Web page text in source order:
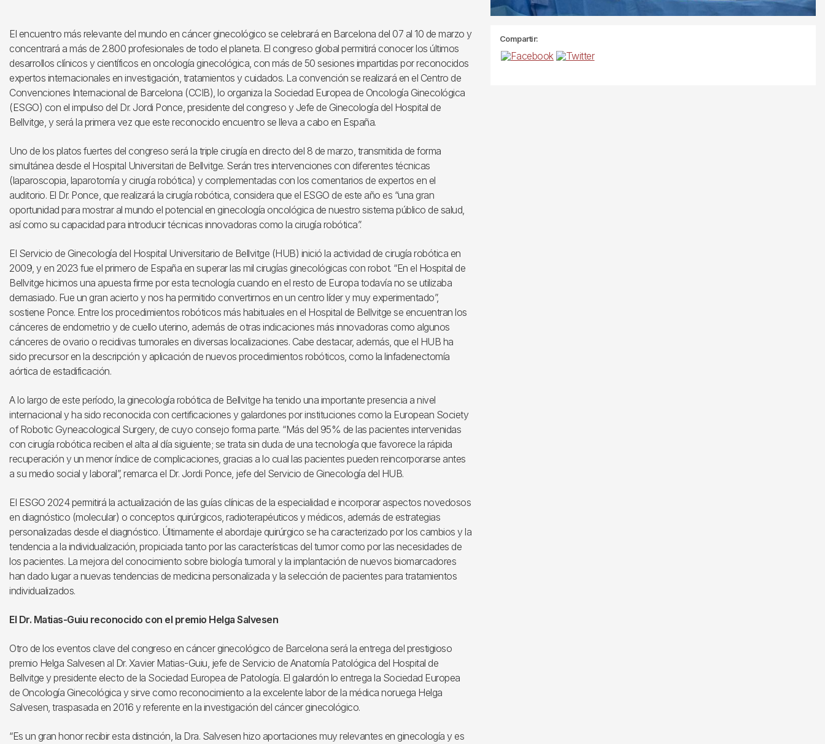
El encuentro más relevante del mundo en cáncer ginecológico se celebrará en Barcelona del 07 al 10 de marzo y
concentrará a más de 2.800 profesionales de todo el planeta. El congreso global permitirá conocer los últimos
desarrollos clínicos y científicos en oncología ginecológica, con más de 50 sesiones impartidas por reconocidos
expertos internacionales en investigación, tratamientos y cuidados. La convención se realizará en el Centro de
Convenciones Internacional de Barcelona (CCIB), lo organiza la Sociedad Europea de Oncología Ginecológica
(ESGO) con el impulso del Dr. Jordi Ponce, presidente del congreso y Jefe de Ginecología del Hospital de
Bellvitge, y será la primera vez que este reconocido encuentro se lleva a cabo en España.
Uno de los platos fuertes del congreso será la triple cirugía en directo del 8 de marzo, transmitida de forma
simultánea desde el Hospital Universitari de Bellvitge. Serán tres intervenciones con diferentes técnicas
(laparoscopia, laparotomía y cirugía robótica) y complementadas con los comentarios de expertos en el
auditorio. El Dr. Ponce, que realizará la cirugía robótica, considera que el ESGO de este año es “una gran
oportunidad para mostrar al mundo el potencial en ginecología oncológica de nuestro sistema público de salud,
así como su capacidad para introducir técnicas innovadoras como la cirugía robótica”.
El Servicio de Ginecología del Hospital Universitario de Bellvitge (HUB) inició la actividad de cirugía robótica en
2009, y en 2023 fue el primero de España en superar las mil cirugías ginecológicas con robot. “En el Hospital de
Bellvitge hicimos una apuesta firme por esta tecnología cuando en el resto de Europa todavía no se utilizaba
demasiado. Fue un gran acierto y nos ha permitido convertirnos en un centro líder y muy experimentado”,
sostiene Ponce. Entre los procedimientos robóticos más habituales en el Hospital de Bellvitge se encuentran los
cánceres de endometrio y de cuello uterino, además de otras indicaciones más innovadoras como algunos
cánceres de ovario o recidivas tumorales en diversas localizaciones. Cabe destacar, además, que el HUB ha
sido precursor en la descripción y aplicación de nuevos procedimientos robóticos, como la linfadenectomía
aórtica de estadificación.
A lo largo de este período, la ginecología robótica de Bellvitge ha tenido una importante presencia a nivel
internacional y ha sido reconocida con certificaciones y galardones por instituciones como la European Society
of Robotic Gyneacological Surgery, de cuyo consejo forma parte. “Más del 95% de las pacientes intervenidas
con cirugía robótica reciben el alta al día siguiente; se trata sin duda de una tecnología que favorece la rápida
recuperación y un menor índice de complicaciones, gracias a lo cual las pacientes pueden reincorporarse antes
a su medio social y laboral”, remarca el Dr. Jordi Ponce, jefe del Servicio de Ginecología del HUB.
El ESGO 2024 permitirá la actualización de las guías clínicas de la especialidad e incorporar aspectos novedosos
en diagnóstico (molecular) o conceptos quirúrgicos, radioterapéuticos y médicos, además de estrategias
personalizadas desde el diagnóstico. Últimamente el abordaje quirúrgico se ha caracterizado por los cambios y la
tendencia a la individualización, propiciada tanto por las características del tumor como por las necesidades de
los pacientes. La mejora del conocimiento sobre biología tumoral y la implantación de nuevos biomarcadores
han dado lugar a nuevas tendencias de medicina personalizada y la selección de pacientes para tratamientos
individualizados.
El Dr. Matias-Guiu reconocido con el premio Helga Salvesen
Otro de los eventos clave del congreso en cáncer ginecológico de Barcelona será la entrega del prestigioso
premio Helga Salvesen al Dr. Xavier Matias-Guiu, jefe de Servicio de Anatomía Patológica del Hospital de
Bellvitge y presidente electo de la Sociedad Europea de Patología. El galardón lo entrega la Sociedad Europea
de Oncología Ginecológica y sirve como reconocimiento a la excelente labor de la médica noruega Helga
Salvesen, traspasada en 2016 y referente en la investigación del cáncer ginecológico.
“Es un gran honor recibir esta distinción, la Dra. Salvesen hizo aportaciones muy relevantes en ginecología y es
Compartir: